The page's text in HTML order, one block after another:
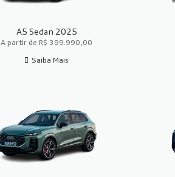
A5 Sedan 2025
A partir de R$ 399.990,00
Saiba Mais